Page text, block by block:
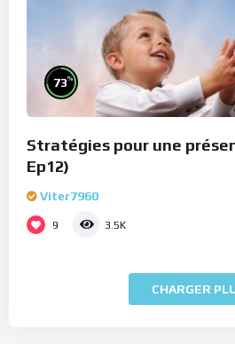
73%
Stratégies pour une
Ep12)
Viter7960
9 3.5K
CHARGER